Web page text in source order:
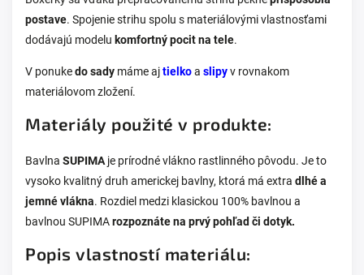
postave. Spojenie strihu spolu s materiálovými vlastnosťami
dodávajú modelu komfortný pocit na tele.
V ponukedo sady máme ajtielkoa slipyv rovnakom
materiálovom zložení.
Materiály použité v produkte:
Bavlna SUPIMA je prírodné vlákno rastlinného pôvodu. Je to
vysoko kvalitný druh americkej bavlny, ktorá má extra dlhé a
jemné vlákna. Rozdiel medzi klasickou 100% bavlnou a
bavlnou SUPIMArozpoznáte na prvý pohľad či dotyk.
Popis vlastností materiálu: